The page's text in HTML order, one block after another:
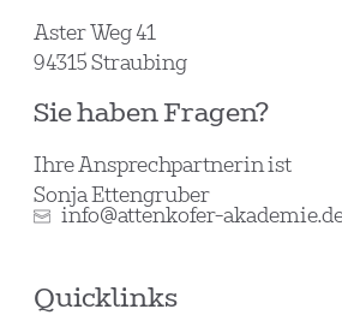
Aster Weg 41
94315 Straubing
Sie haben Fragen?
Ihre Ansprechpartnerin ist
Sonja Ettengruber
info@attenkofer-
Quicklinks